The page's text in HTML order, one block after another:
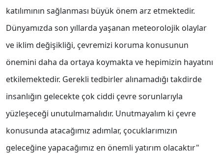
katılımının sağlanması büyük önem arz etmektedir.
Dünyamızda son yıllarda yaşanan meteorolojik olaylar
ve iklim değişikliği, çevremizi koruma konusunun
önemini daha da ortaya koymakta ve hepimizin hayatını
etkilemektedir. Gerekli tedbirler alınamadığı takdirde
insanlığın gelecekte çok ciddi çevre sorunlarıyla
yüzleşeceği unutulmamalıdır. Unutmayalım ki çevre
konusunda atacağımız adımlar, çocuklarımızın
geleceğine yapacağımız en önemli yatırım olacaktır"